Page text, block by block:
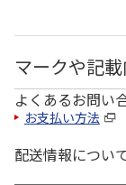
マークや記
よくあるお問い
お支払い方法
配送情報につい